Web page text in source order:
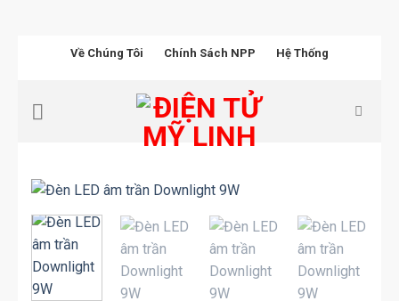
Về Chúng Tôi Chính Sách NPP Hệ Thống